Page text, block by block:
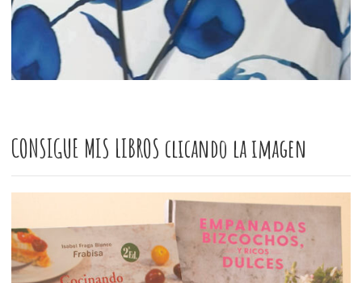
CONSIGUE MIS LIBROS clicando la imagen